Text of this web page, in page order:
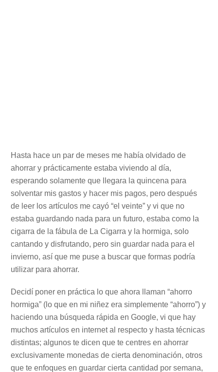
Hasta hace un par de meses me había olvidado de
ahorrar y prácticamente estaba viviendo al día,
esperando solamente que llegara la quincena para
solventar mis gastos y hacer mis pagos, pero después
de leer los artículos me cayó “el veinte” y vi que no
estaba guardando nada para un futuro, estaba como la
cigarra de la fábula de La Cigarra y la hormiga, solo
cantando y disfrutando, pero sin guardar nada para el
invierno, así que me puse a buscar que formas podría
utilizar para ahorrar.
Decidí poner en práctica lo que ahora llaman “ahorro
hormiga” (lo que en mi niñez era simplemente “ahorro”) y
haciendo una búsqueda rápida en Google, vi que hay
muchos artículos en internet al respecto y hasta técnicas
distintas; algunos te dicen que te centres en ahorrar
exclusivamente monedas de cierta denominación, otros
que te enfoques en guardar cierta cantidad por semana,